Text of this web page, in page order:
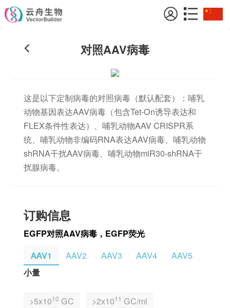
对照AAV病毒
这是以下定制病毒的对照病毒（默认配套）：哺乳
动物基因表达AAV病毒（包含Tet-On诱导表达和
FLEX条件性表达）、哺乳动物AAV CRISPR系
统、哺乳动物非编码RNA表达AAV病毒、哺乳动物
shRNA干扰AAV病毒、哺乳动物miR30-shRNA干
扰腺病毒。
订购信息
EGFP对照AAV病毒，EGFP荧光
AAV1
AAV2 AAV3 AAV4 AAV5
⼩量
>5x1010 GC >2x1011 GC/ml